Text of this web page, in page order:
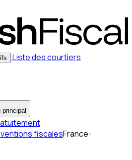
Liste des courtiers
principal
fiscalesFrance-